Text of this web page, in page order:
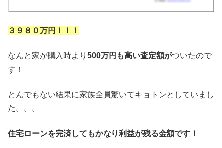
３９８０万円！！！
なんと家が購入時より 500万円も高い査定額がついたので
す！
とんでもない結果に家族全員驚いてキョトンとしていまし
た。。。
住宅ローンを完済してもかなり利益が残る金額です！